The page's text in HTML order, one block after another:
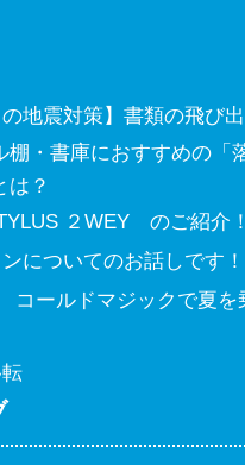
の地震対策】書類の飛び
棚・書庫におすすめの「
は？
２WEY のご紹介！
についてのお話しです！
コールドマジックで夏を